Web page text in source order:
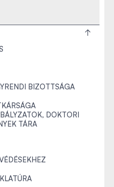
BIZOTTSÁGA
DOKTORI
TÁRA